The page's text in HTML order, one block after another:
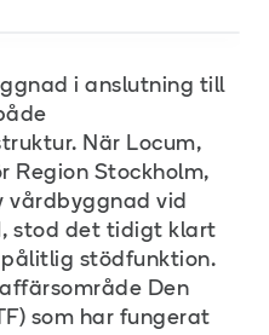
i anslutning till
När Locum,
Region Stockholm,
vårdbyggnad vid
stod det tidigt klart
stödfunktion.
Den
som har fungerat